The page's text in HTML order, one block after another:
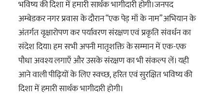
भविष्य की दिशा में हमारी सार्थक भागीदारी होगी।जनपद
अम्बेडकर नगर प्रवास के दौरान “एक पेड़ माँ के नाम” अभियान के
अंतर्गत वृक्षारोपण कर पर्यावरण संरक्षण एवं प्रकृति संवर्धन का
संदेश दिया। हम सभी अपनी मातृशक्ति के सम्मान में एक-एक
पौधा अवश्य लगाएँ और उसके संरक्षण का भी संकल्प लें। यही
आने वाली पीढ़ियों के लिए स्वच्छ, हरित एवं सुरक्षित भविष्य की
दिशा में हमारी सार्थक भागीदारी होगी।